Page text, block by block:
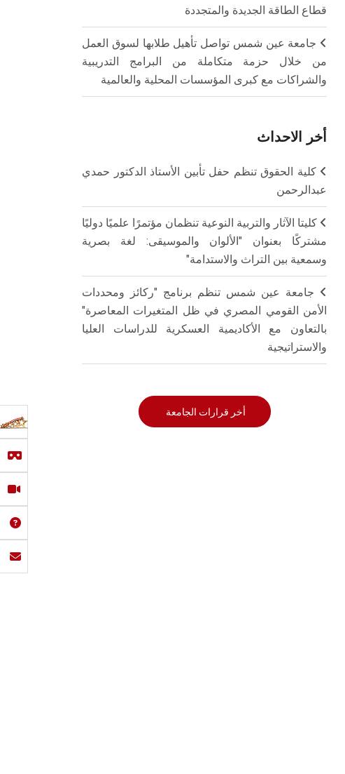
قطاع الطاقة الجديدة والمتجددة
جامعة عين شمس تواصل تأهيل طلابها لسوق العمل
من خلال حزمة متكاملة من البرامج التدريبية
والشراكات مع كبرى المؤسسات المحلية والعالمية
أخر الاحداث
كلية الحقوق تنظم حفل تأبين الأستاذ الدكتور حمدي
عبدالرحمن
كليتا الآثار والتربية النوعية تنظمان مؤتمرًا علميًا دوليًا
مشتركًا بعنوان "الألوان والموسيقى: لغة بصرية
وسمعية بين التراث والاستدامة"
جامعة عين شمس تنظم برنامج "ركائز ومحددات
الأمن القومي المصري في ظل المتغيرات المعاصرة"
بالتعاون مع الأكاديمية العسكرية للدراسات العليا
والاستراتيجية
أخر قرارات الجامعة